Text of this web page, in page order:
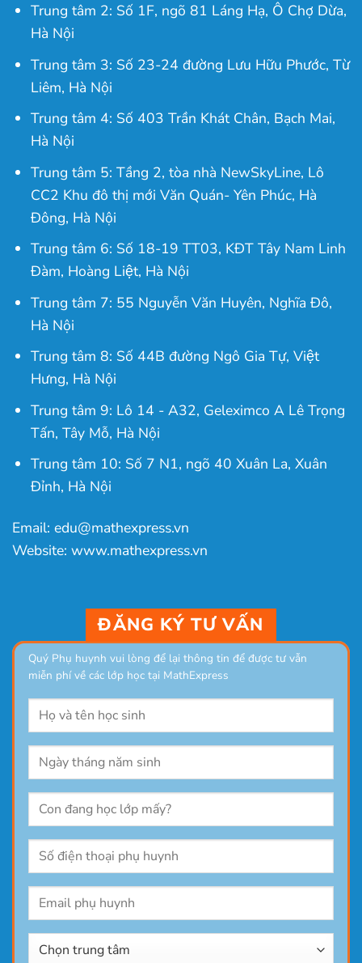
Trung tâm 2: Số 1F, ngõ 81 Láng Hạ, Ô Chợ Dừa,
Hà Nội
Trung tâm 3: Số 23-24 đường Lưu Hữu Phước, Từ
Liêm, Hà Nội
Trung tâm 4: Số 403 Trần Khát Chân, Bạch Mai,
Hà Nội
Trung tâm 5: Tầng 2, tòa nhà NewSkyLine, Lô
CC2 Khu đô thị mới Văn Quán- Yên Phúc, Hà
Đông, Hà Nội
Trung tâm 6: Số 18-19 TT03, KĐT Tây Nam Linh
Đàm, Hoàng Liệt, Hà Nội
Trung tâm 7: 55 Nguyễn Văn Huyên, Nghĩa Đô,
Hà Nội
Trung tâm 8: Số 44B đường Ngô Gia Tự, Việt
Hưng, Hà Nội
Trung tâm 9: Lô 14 - A32, Geleximco A Lê Trọng
Tấn, Tây Mỗ, Hà Nội
Trung tâm 10: Số 7 N1, ngõ 40 Xuân La, Xuân
Đỉnh, Hà Nội
Email: edu@mathexpress.vn
Website: www.mathexpress.vn
ĐĂNG KÝ TƯ VẤN
Quý Phụ huynh vui lòng để lại thông tin để được tư vẫn
miễn phí về các lớp học tại MathExpress